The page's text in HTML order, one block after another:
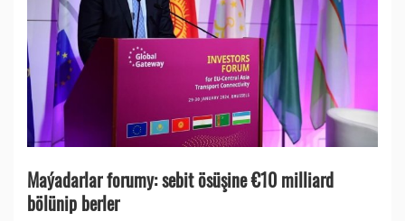
Maýadarlar forumy: sebit ösüşine €10 milliard
bölünip berler